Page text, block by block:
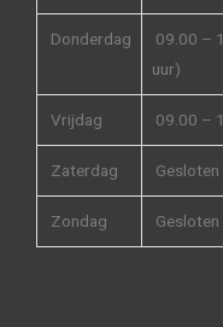
Donderdag
09.00 –
uur)
Vrijdag 09.00 –
Zaterdag Gesloten
Zondag Gesloten